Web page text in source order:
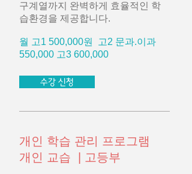
구계열까지 완벽하게 효율적인 학
습환경을 제공합니다.
월 고1 500,000원 고2 문과.이과
550,000 고3 600,000
개인 학습 관리 프로그램
개인 교습 | 고등부
수강 신청